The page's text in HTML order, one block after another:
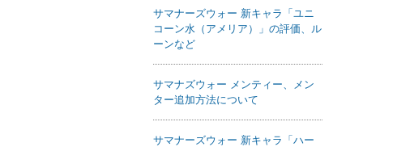
サマナーズウォー 新キャラ「ユニ
コーン水（アメリア）」の評価、ル
ーンなど
サマナズウォー メンティー、メン
ター追加方法について
サマナーズウォー 新キャラ「ハー